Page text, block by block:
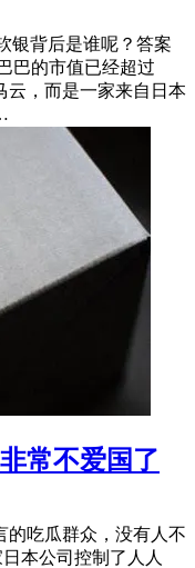
银背后是谁呢？答案
巴的市值已经超过
云，而是一家来自日本
常不爱国了
的吃瓜群众，没有人不
本公司控制了人人